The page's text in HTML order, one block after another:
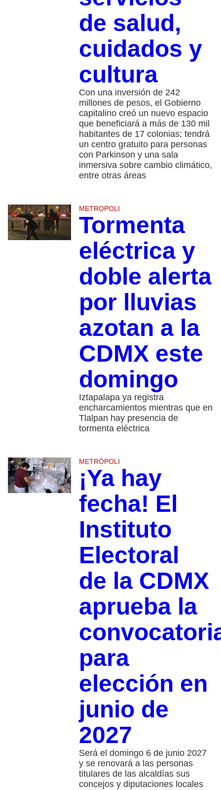
de salud,
cuidados y
cultura
Con una inversión de 242
millones de pesos, el Gobierno
capitalino creó un nuevo espacio
que beneficiará a más de 130 mil
habitantes de 17 colonias; tendrá
un centro gratuito para personas
con Parkinson y una sala
inmersiva sobre cambio climático,
entre otras áreas
METROPOLI
Tormenta
eléctrica y
doble alerta
por lluvias
azotan a la
CDMX este
domingo
Iztapalapa ya registra
encharcamientos mientras que en
Tlalpan hay presencia de
tormenta eléctrica
METRÓPOLI
¡Ya hay
fecha! El
Instituto
Electoral
de la CDMX
aprueba la
para
elección en
junio de
2027
Será el domingo 6 de junio 2027
y se renovará a las personas
titulares de las alcaldías sus
concejos y diputaciones locales